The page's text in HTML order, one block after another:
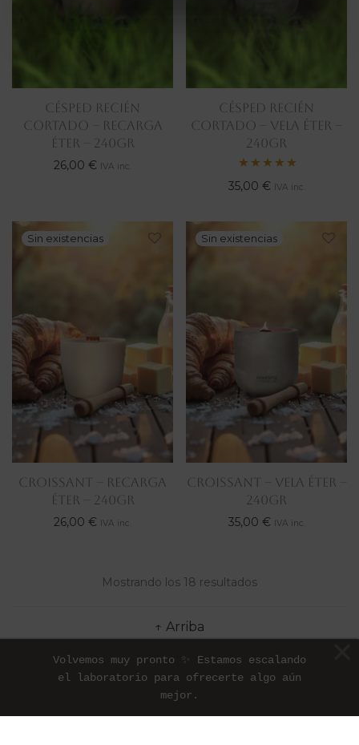
CÉSPED RECIÉN
CORTADO – RECARGA
ÉTER – 240gr
26,00 € IVA inc.
CÉSPED RECIÉN
CORTADO – VELA ÉTER –
240gr
Valorado
de 5
35,00 € IVA inc.
CROISSANT – RECARGA
ÉTER – 240gr
26,00 € IVA inc.
CROISSANT – VELA ÉTER –
240gr
35,00 € IVA inc.
Mostrando los 18 resultados
↑ Arriba
Volvemos muy pronto ✨ Estamos escalando
el laboratorio para ofrecerte algo aún
mejor.